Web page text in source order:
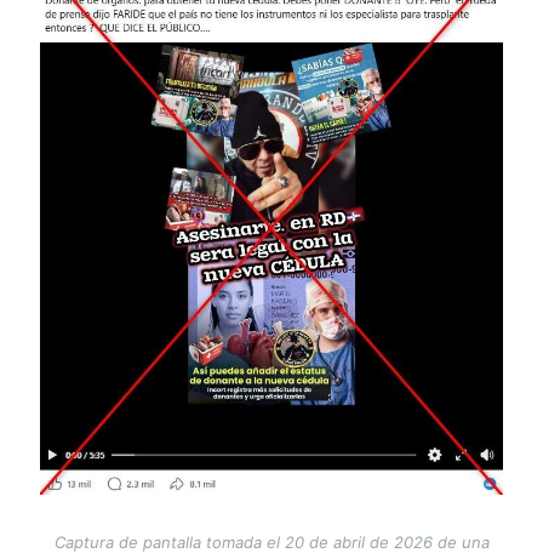
Captura de pantalla tomada el 20 de abril de 2026 de una